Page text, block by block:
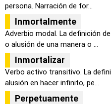
persona. Narración de for...
Inmortalmente
Adverbio modal. La definición
o alusión de una manera o ...
Inmortalizar
Verbo activo transitivo. La
alusión en hacer infinito, pe...
Perpetuamente